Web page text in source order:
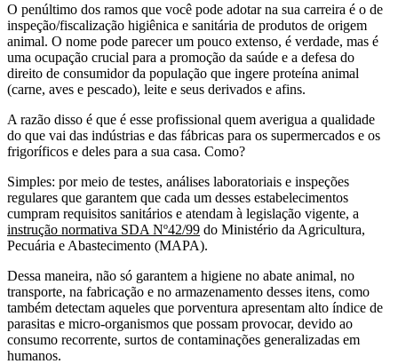
O penúltimo dos ramos que você pode adotar na sua carreira é o de
inspeção/fiscalização higiênica e sanitária de produtos de origem
animal. O nome pode parecer um pouco extenso, é verdade, mas é
uma ocupação crucial para a promoção da saúde e a defesa do
direito de consumidor da população que ingere proteína animal
(carne, aves e pescado), leite e seus derivados e afins.
A razão disso é que é esse profissional quem averigua a qualidade
do que vai das indústrias e das fábricas para os supermercados e os
frigoríficos e deles para a sua casa. Como?
Simples: por meio de testes, análises laboratoriais e inspeções
regulares que garantem que cada um desses estabelecimentos
cumpram requisitos sanitários e atendam à legislação vigente, a
instrução normativa SDA Nº42/99 do Ministério da Agricultura,
Pecuária e Abastecimento (MAPA).
Dessa maneira, não só garantem a higiene no abate animal, no
transporte, na fabricação e no armazenamento desses itens, como
também detectam aqueles que porventura apresentam alto índice de
parasitas e micro-organismos que possam provocar, devido ao
consumo recorrente, surtos de contaminações generalizadas em
humanos.